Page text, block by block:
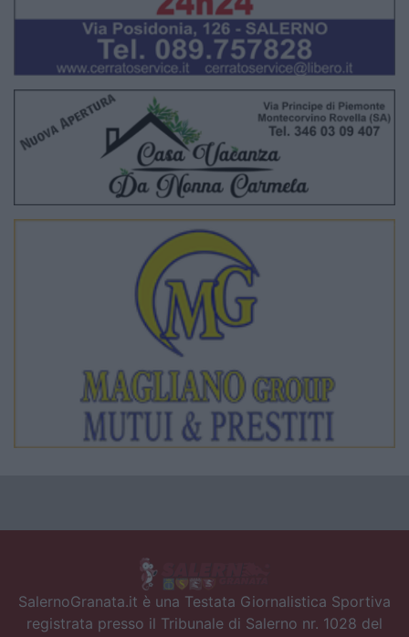
SalernoGranata.it è una Testata Giornalistica Sportiva
registrata presso il Tribunale di Salerno nr. 1028 del